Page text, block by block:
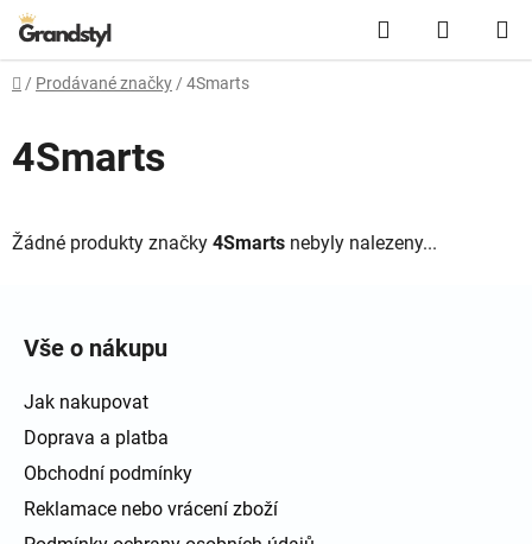
Přejít na obsah Hledat
Domů
/ Prodávané značky / 4Smarts
4Smarts
Žádné produkty značky 4Smarts nebyly nalezeny...
Vše o nákupu
Jak nakupovat
Doprava a platba
Obchodní podmínky
Reklamace nebo vrácení zboží